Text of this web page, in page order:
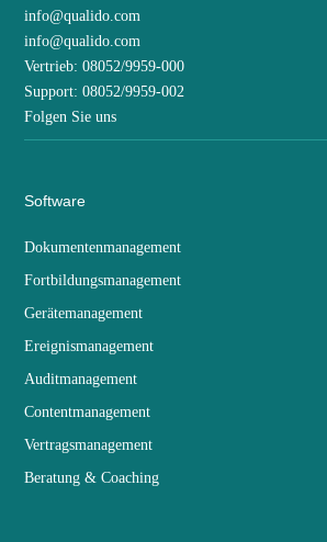
info@qualido.com
info@qualido.com
Vertrieb: 08052/9959-000
Support: 08052/9959-002
Folgen Sie uns
Software
Dokumentenmanagement
Fortbildungsmanagement
Gerätemanagement
Ereignismanagement
Auditmanagement
Contentmanagement
Vertragsmanagement
Beratung & Coaching